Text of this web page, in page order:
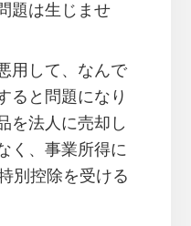
題は生じませ
用して、なんで
ると問題になり
を法人に売却し
く、事業所得に
別控除を受ける